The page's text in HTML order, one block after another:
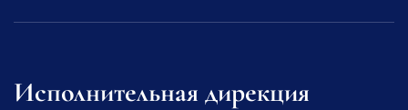
Исполнительная дирекция